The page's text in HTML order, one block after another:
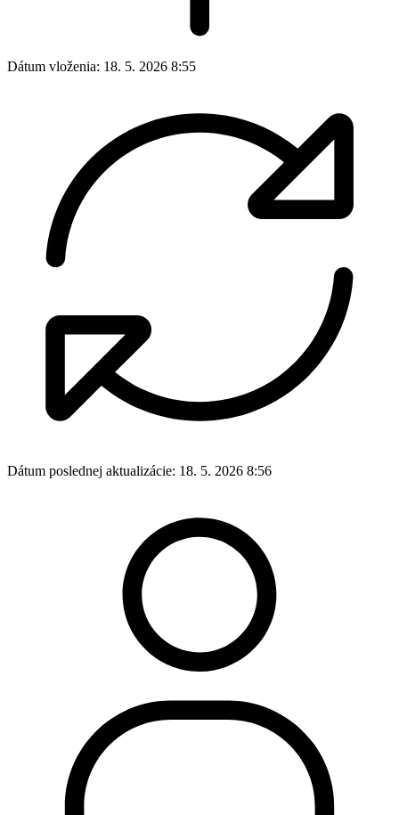
Dátum vloženia: 18. 5. 2026 8:55
Dátum poslednej aktualizácie: 18. 5. 2026 8:56